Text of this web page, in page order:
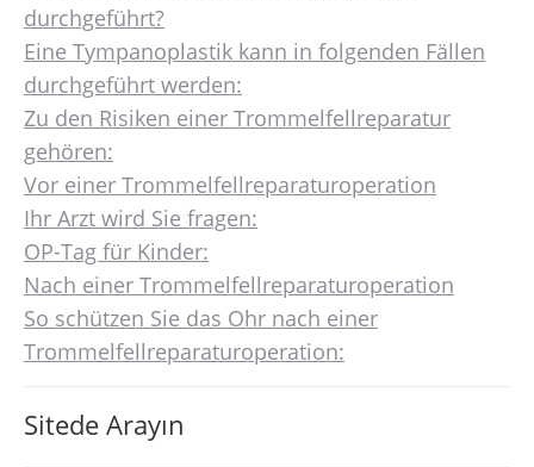
durchgeführt?
Eine Tympanoplastik kann in folgenden Fällen
durchgeführt werden:
Zu den Risiken einer Trommelfellreparatur
gehören:
Vor einer Trommelfellreparaturoperation
Ihr Arzt wird Sie fragen:
OP-Tag für Kinder:
Nach einer Trommelfellreparaturoperation
So schützen Sie das Ohr nach einer
Trommelfellreparaturoperation:
Sitede Arayın